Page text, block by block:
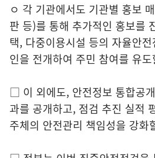
ㅇ 각 기관에서도 기관별 홍보
판 등)를 통해 추가적인 홍보를
택, 다중이용시설 등의 자율안
인을 전개하여 주민 참여를 유
□ 이 외에도, 안전정보 통합공
과를 공개하고, 점검 추진 실적
주체의 안전관리 책임성을 강화